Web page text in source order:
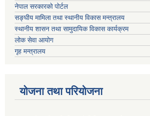
नेपाल सरकारको पोर्टल
सङ्घीय मामिला तथा स्थानीय विकास मन्त्रालय
स्थानीय शासन तथा सामुदायिक विकास कार्यक्रम
लोक सेवा आयोग
गृह मन्त्रालय
योजना तथा परियोजना